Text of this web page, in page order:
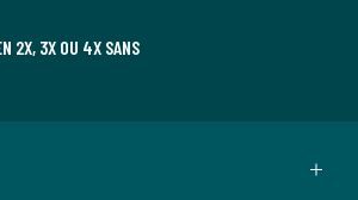
2X, 3X OU 4X SANS